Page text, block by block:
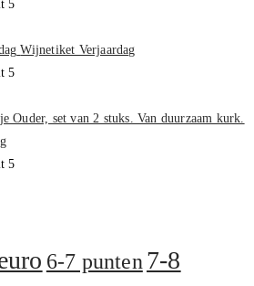
5
Wijnetiket Verjaardag
5
5
6-7 punten7-8